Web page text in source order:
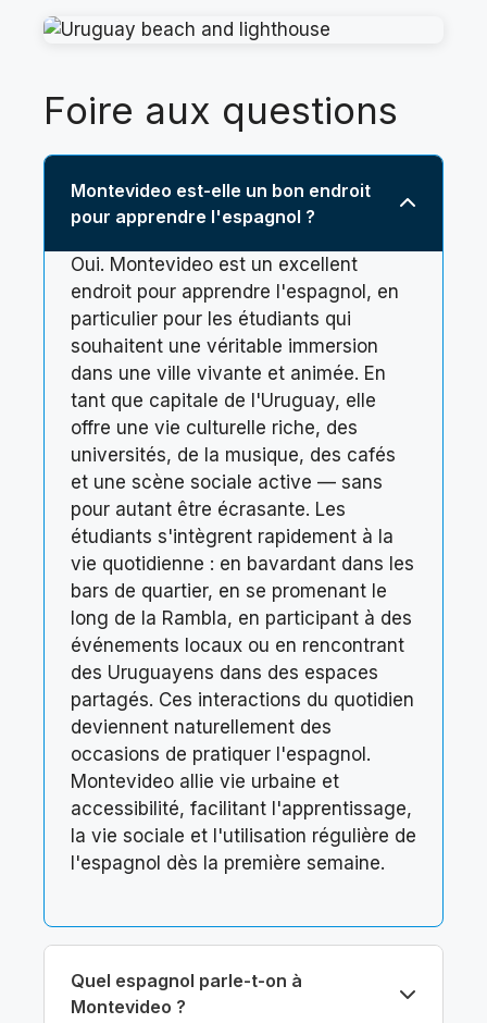
Foire aux questions
Montevideo est-elle un bon endroit
pour apprendre l'espagnol ?
Oui. Montevideo est un excellent
endroit pour apprendre l'espagnol, en
particulier pour les étudiants qui
souhaitent une véritable immersion
dans une ville vivante et animée. En
tant que capitale de l'Uruguay, elle
offre une vie culturelle riche, des
universités, de la musique, des cafés
et une scène sociale active — sans
pour autant être écrasante. Les
étudiants s'intègrent rapidement à la
vie quotidienne : en bavardant dans les
bars de quartier, en se promenant le
long de la Rambla, en participant à des
événements locaux ou en rencontrant
des Uruguayens dans des espaces
partagés. Ces interactions du quotidien
deviennent naturellement des
occasions de pratiquer l'espagnol.
Montevideo allie vie urbaine et
accessibilité, facilitant l'apprentissage,
la vie sociale et l'utilisation régulière de
l'espagnol dès la première semaine.
Quel espagnol parle-t-on à
Montevideo ?